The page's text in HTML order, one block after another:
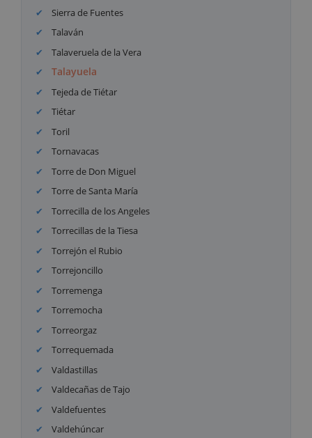
Sierra de Fuentes
Talaván
Talaveruela de la Vera
Talayuela
Tejeda de Tiétar
Tiétar
Toril
Tornavacas
Torre de Don Miguel
Torre de Santa María
Torrecilla de los Angeles
Torrecillas de la Tiesa
Torrejón el Rubio
Torrejoncillo
Torremenga
Torremocha
Torreorgaz
Torrequemada
Valdastillas
Valdecañas de Tajo
Valdefuentes
Valdehúncar